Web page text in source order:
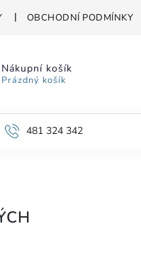
OBCHODNÍ PODMÍNKY
Nákupní košík
Prázdný košík
481 324 342